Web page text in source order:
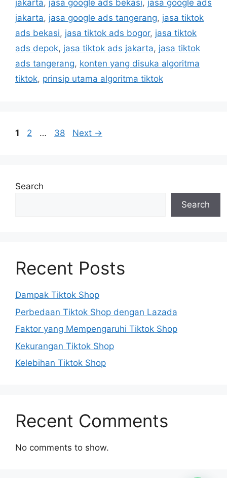
jakarta, jasa google ads bekasi, jasa google ads
jakarta, jasa google ads tangerang, jasa tiktok
ads bekasi, jasa tiktok ads bogor, jasa tiktok
ads depok, jasa tiktok ads jakarta, jasa tiktok
ads tangerang, konten yang disuka algoritma
tiktok, prinsip utama algoritma tiktok
1 2 … 38 Next →
Search
Search
Recent Posts
Dampak Tiktok Shop
Perbedaan Tiktok Shop dengan Lazada
Faktor yang Mempengaruhi Tiktok Shop
Kekurangan Tiktok Shop
Kelebihan Tiktok Shop
Recent Comments
No comments to show.